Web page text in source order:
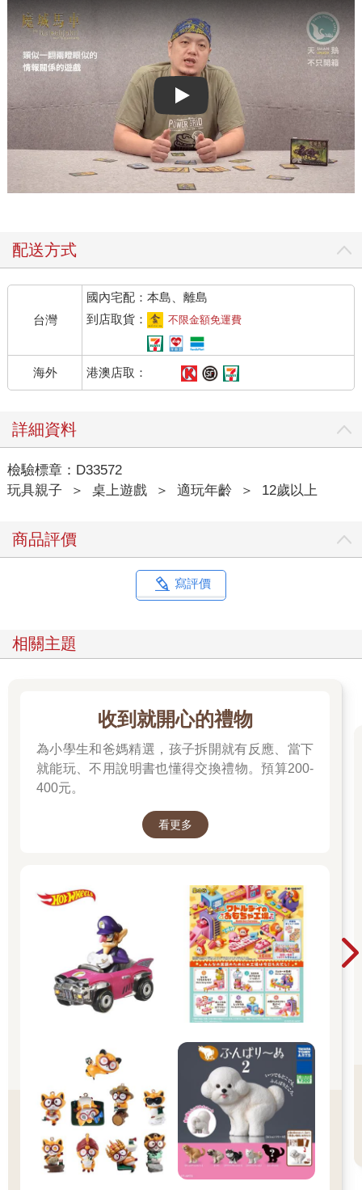
Play video
配送方式
台灣
國內宅配：本島、離島
到店取貨：
不限金額免運費
海外 港澳店取：
詳細資料
檢驗標章：D33572
玩具親子
＞ 桌上遊戲 ＞ 適玩年齡 ＞ 12歲以上
商品評價
寫評價
相關主題
收到就開心的禮物
為小學生和爸媽精選，孩子拆開就有反應、當下
就能玩、不用說明書也懂得交換禮物。預算200-
400元。
看更多